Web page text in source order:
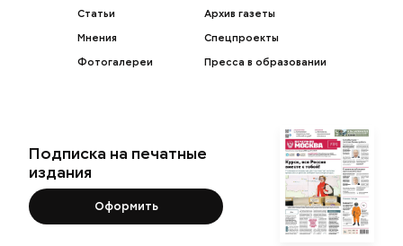
Статьи
Мнения
Фотогалереи
Архив газеты
Спецпроекты
Пресса в образовании
Подписка на печатные
издания
Оформить